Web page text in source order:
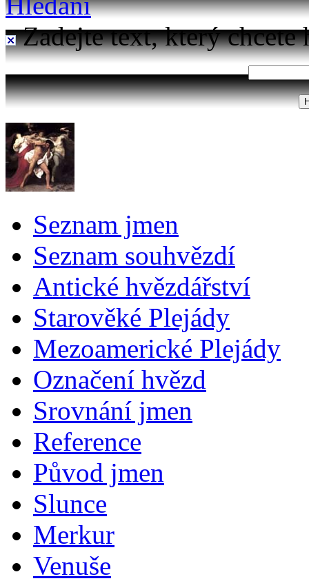
Zadejte text, který chcete
Seznam jmen
Seznam souhvězdí
Antické hvězdářství
Starověké Plejády
Mezoamerické Plejády
Označení hvězd
Srovnání jmen
Reference
Původ jmen
Slunce
Merkur
Venuše